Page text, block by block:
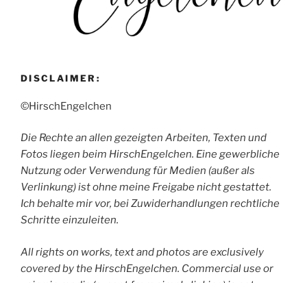
DISCLAIMER:
©HirschEngelchen
Die Rechte an allen gezeigten Arbeiten, Texten und
Fotos liegen beim HirschEngelchen. Eine gewerbliche
Nutzung oder Verwendung für Medien (außer als
Verlinkung) ist ohne meine Freigabe nicht gestattet.
Ich behalte mir vor, bei Zuwiderhandlungen rechtliche
Schritte einzuleiten.
All rights on works, text and photos are exclusively
covered by the HirschEngelchen. Commercial use or